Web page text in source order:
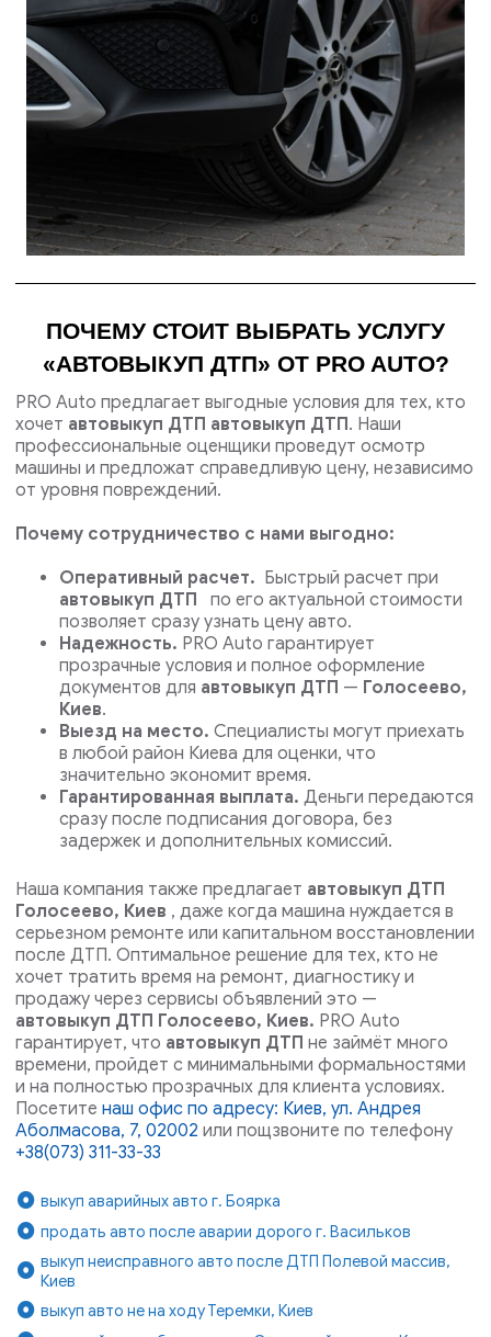
ПОЧЕМУ СТОИТ ВЫБРАТЬ УСЛУГУ
«АВТОВЫКУП ДТП» ОТ PRO AUTO?
PRO Auto предлагает выгодные условия для тех, кто
хочет автовыкуп ДТП автовыкуп ДТП. Наши
профессиональные оценщики проведут осмотр
машины и предложат справедливую цену, независимо
от уровня повреждений.
Почему сотрудничество с нами выгодно:
Оперативный расчет. Быстрый расчет при
автовыкуп ДТП
по его актуальной стоимости
позволяет сразу узнать цену авто.
Надежность. PRO Auto гарантирует
прозрачные условия и полное оформление
документов для автовыкуп ДТП — Голосеево,
Киев.
Выезд на место. Специалисты могут приехать
в любой район Киева для оценки, что
значительно экономит время.
Гарантированная выплата. Деньги передаются
сразу после подписания договора, без
задержек и дополнительных комиссий.
Наша компания также предлагает автовыкуп ДТП
Голосеево, Киев , даже когда машина нуждается в
серьезном ремонте или капитальном восстановлении
после ДТП.Оптимальное решение для тех, кто не
хочет тратить время на ремонт, диагностику и
продажу через сервисы объявлений это —
автовыкуп ДТП Голосеево, Киев. PRO Auto
гарантирует, что автовыкуп ДТП не займёт много
времени, пройдет с минимальными формальностями
и на полностью прозрачных для клиента условиях.
Посетитенаш офис по адресу: Киев, ул. Андрея
Аболмасова, 7, 02002 или пощзвоните по телефону
+38(073) 311-33-33
выкуп аварийных авто г. Боярка
продать авто после аварии дорого г. Васильков
выкуп неисправного авто после ДТП Полевой массив,
Киев
выкуп авто не на ходу Теремки, Киев